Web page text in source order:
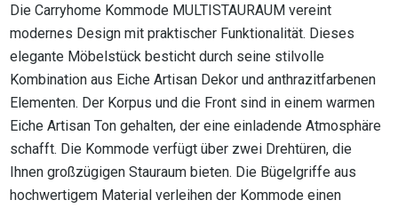
Die Carryhome Kommode MULTISTAURAUM vereint
modernes Design mit praktischer Funktionalität. Dieses
elegante Möbelstück besticht durch seine stilvolle
Kombination aus Eiche Artisan Dekor und anthrazitfarbenen
Elementen. Der Korpus und die Front sind in einem warmen
Eiche Artisan Ton gehalten, der eine einladende Atmosphäre
schafft. Die Kommode verfügt über zwei Drehtüren, die
Ihnen großzügigen Stauraum bieten. Die Bügelgriffe aus
hochwertigem Material verleihen der Kommode einen